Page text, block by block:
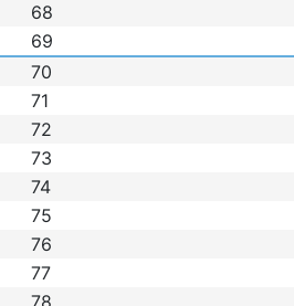
68
69
70
71
72
73
74
75
76
77
78